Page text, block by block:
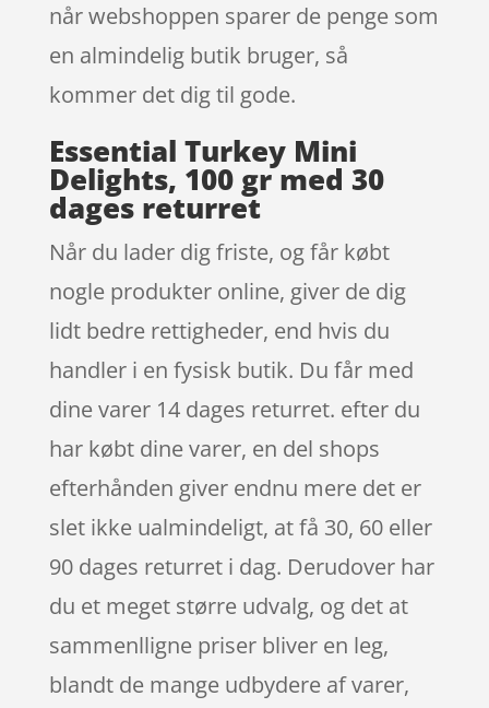
når webshoppen sparer de penge som
en almindelig butik bruger, så
kommer det dig til gode.
Essential Turkey Mini
Delights, 100 gr med 30
dages returret
Når du lader dig friste, og får købt
nogle produkter online, giver de dig
lidt bedre rettigheder, end hvis du
handler i en fysisk butik. Du får med
dine varer 14 dages returret. efter du
har købt dine varer, en del shops
efterhånden giver endnu mere det er
slet ikke ualmindeligt, at få 30, 60 eller
90 dages returret i dag. Derudover har
du et meget større udvalg, og det at
sammenlligne priser bliver en leg,
blandt de mange udbydere af varer,